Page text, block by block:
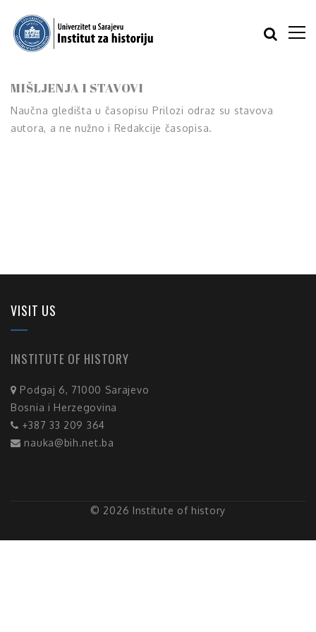
MIŠLJENJA I STAVOVI
Naučna gledišta u časopisu Prilozi odraz su stavova
autora, a ne nužno i Redakcije časopisa.
VISIT US
INSTITUTE OF HISTORY
Podgaj 6, 71000 Sarajevo
Bosnia i Herzegovina
+387 33 209 364
nauka@bih.net.ba
© 2026 Institute of history